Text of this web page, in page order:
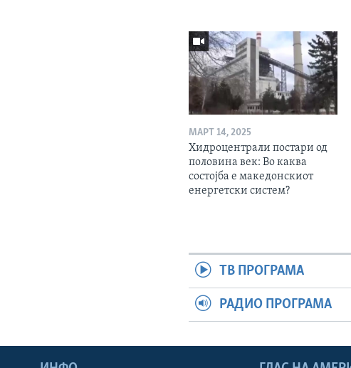
МАРТ 14, 2025
Хидроцентрали постари од
половина век: Во каква
состојба е македонскиот
енергетски систем?
ТВ ПРОГРАМА
РАДИО ПРОГРАМА